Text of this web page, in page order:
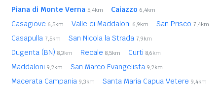
Piana di Monte Verna 5,4km Caiazzo 6,4km
Casagiove 6,5km Valle di Maddaloni 6,9km San Prisco 7,4km
Casapulla 7,5km San Nicola la Strada 7,9km
Dugenta (BN) 8,3km Recale 8,5km Curti 8,6km
Maddaloni 9,2km San Marco Evangelista 9,2km
Macerata Campania 9,3km Santa Maria Capua Vetere 9,4km